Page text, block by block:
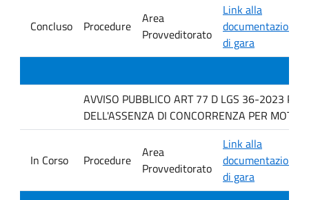
Concluso Procedure
Area
Provveditorato
Link alla
documentazione
di gara
AVVISO PUBBLICO ART 77 D LGS 36-2023 PER
DELL'ASSENZA DI CONCORRENZA PER MOTIVI
In Corso Procedure
Area
Provveditorato
Link alla
documentazione
di gara